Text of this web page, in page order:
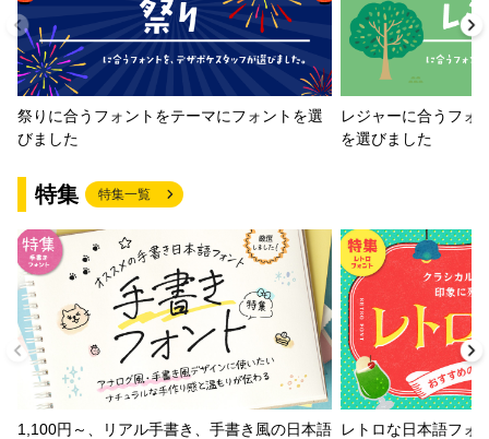
祭りに合うフォントをテーマにフォントを選
びました
レジャーに合うフォ
を選びました
特集 特集一覧
1,100円～、リアル手書き、手書き風の日本語
レトロな日本語フォ